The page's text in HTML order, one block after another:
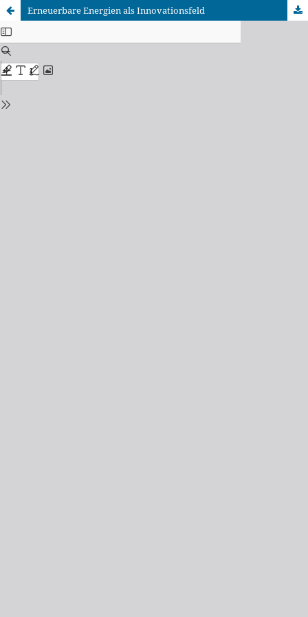
Erneuerbare Energien als Innovationsfeld